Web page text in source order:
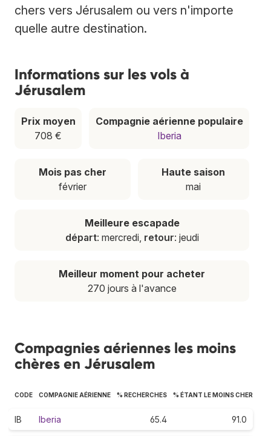
chers vers Jérusalem ou vers n'importe
quelle autre destination.
Informations sur les vols à
Jérusalem
Prix moyen
708 €
Compagnie aérienne populaire
Iberia
Mois pas cher
février
Haute saison
mai
Meilleure escapade
départ: mercredi, retour: jeudi
Meilleur moment pour acheter
270 jours à l'avance
Compagnies aériennes les moins
chères en Jérusalem
CODE COMPAGNIE AÉRIENNE % RECHERCHES % ÉTANT LE MOINS CHER
IB Iberia 65.4 91.0